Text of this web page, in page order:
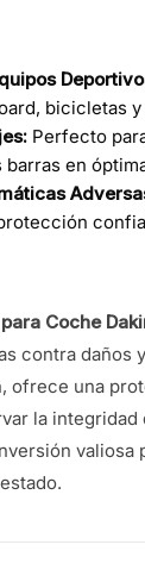
bicicletas
Perfecto
barras en
Coche
contra daños
ofrece una
la